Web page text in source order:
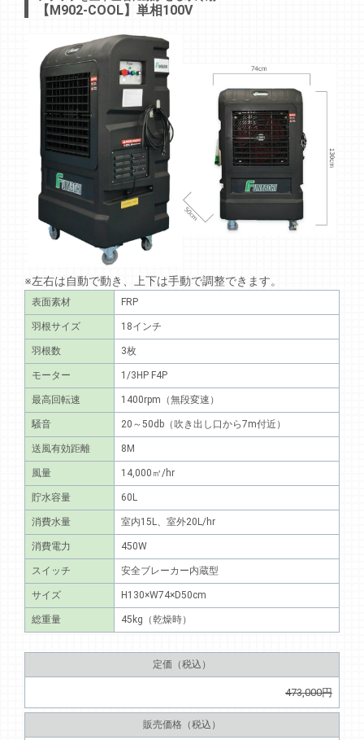
【M902-COOL】単相100V
※左右は自動で動き、上下は手動で調整できます。
表面素材 FRP
羽根サイズ 18インチ
羽根数 3枚
モーター 1/3HP F4P
最高回転速 1400rpm（無段変速）
騒音 20～50db（吹き出し口から7m付近）
送風有効距離 8M
風量 14,000㎥/hr
貯水容量 60L
消費水量 室内15L、室外20L/hr
消費電力 450W
スイッチ 安全ブレーカー内蔵型
サイズ H130×W74×D50cm
総重量 45kg（乾燥時）
定価（税込）
473,000円
販売価格（税込）